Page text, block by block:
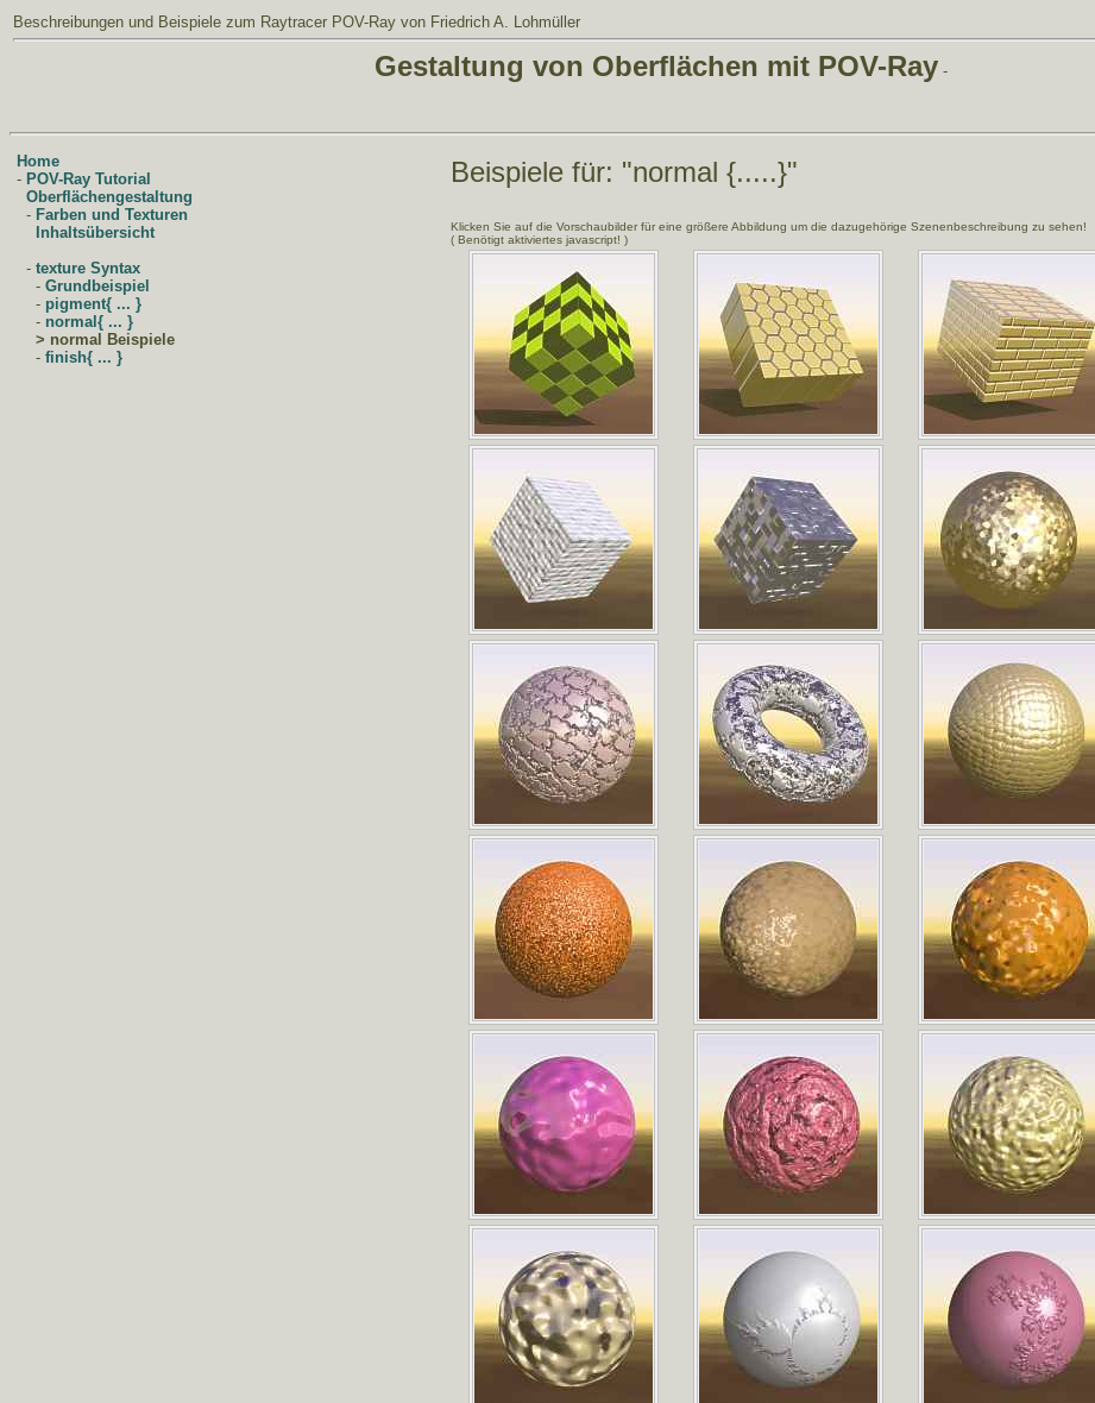
Beschreibungen und Beispiele zum Raytracer POV-Ray von Friedrich A. Lohmüller
Gestaltung von Oberflächen mit POV-Ray -
Home
- POV-Ray Tutorial
Oberflächengestaltung
- Farben und Texturen
Inhaltsübersicht
- texture Syntax
- Grundbeispiel
- pigment{ ... }
- normal{ ... }
> normal Beispiele
- finish{ ... }
Beispiele für: "normal {.....}"
Klicken Sie auf die Vorschaubilder für eine größere Abbildung um die dazugehörige Szenenbeschreibung zu sehen!
( Benötigt aktiviertes javascript! )